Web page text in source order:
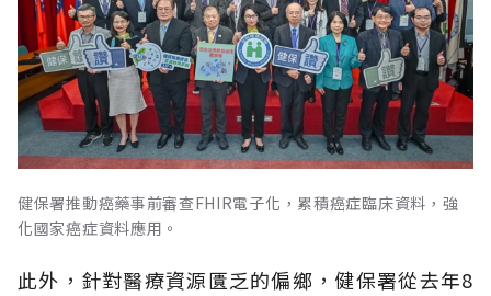
健保署推動癌藥事前審查FHIR電子化，累積癌症臨床資料，強
化國家癌症資料應用。
此外，針對醫療資源匱乏的偏鄉，健保署從去年8